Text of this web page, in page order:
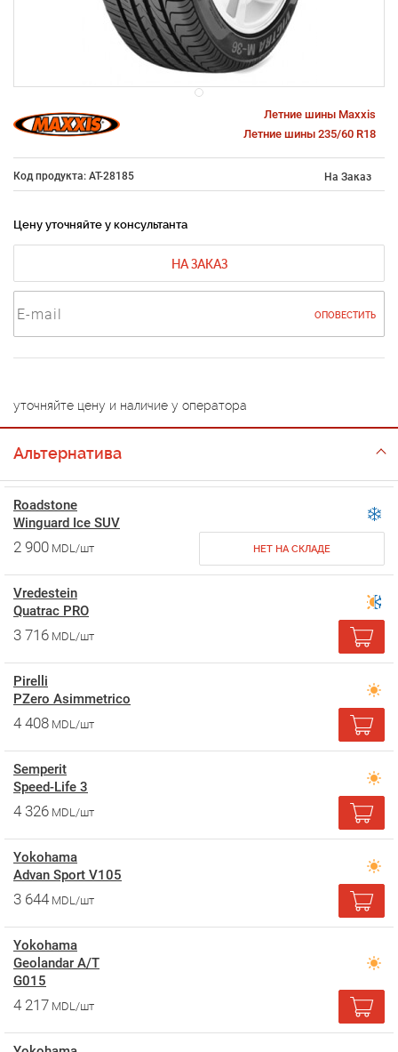
Летние шины Maxxis
Летние шины 235/60 R18
Код продукта: AT-28185 На Заказ
Цену уточняйте у консультанта
НА ЗАКАЗ
ОПОВЕСТИТЬ
уточняйте цену и наличие у оператора
Альтернатива
Roadstone
Winguard Ice SUV
2 900 MDL/шт НЕТ НА СКЛАДЕ
Vredestein
Quatrac PRO
3 716 MDL/шт
Pirelli
PZero Asimmetrico
4 408 MDL/шт
Semperit
Speed-Life 3
4 326 MDL/шт
Yokohama
Advan Sport V105
3 644 MDL/шт
Yokohama
Geolandar A/T
G015
4 217 MDL/шт